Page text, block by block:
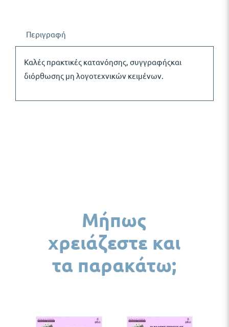
Περιγραφή
Καλές πρακτικές κατανόησης, συγγραφήςκαι
διόρθωσης μη λογοτεχνικών κειμένων.
Μήπως
χρειάζεστε και
τα παρακάτω;
ΠΡΟΣΘΉΚΗ
ΠΡΟΣΘΉΚΗ